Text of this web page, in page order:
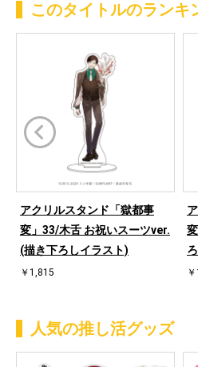
このタイトルのランキ
アクリルスタンド「獄都事
変」33/木舌 お祝いスーツver.
(描き下ろしイラスト)
￥1,815
人気の推し活グッズ